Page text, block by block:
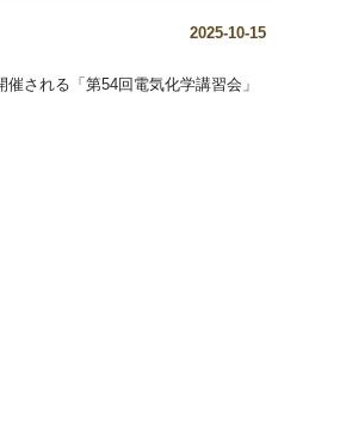
2025-10-15
される「第54回電気化学講習会」